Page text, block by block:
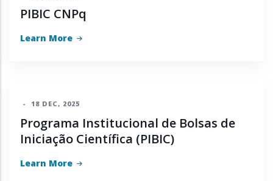
PIBIC CNPq
Learn More
- 18 DEC, 2025
Programa Institucional de Bolsas de
Iniciação Científica (PIBIC)
Learn More